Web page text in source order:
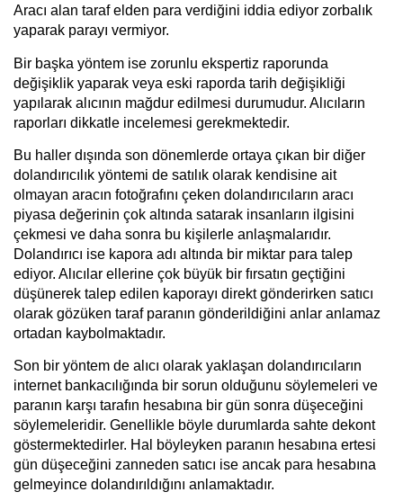
Aracı alan taraf elden para verdiğini iddia ediyor zorbalık
yaparak parayı vermiyor.
Bir başka yöntem ise zorunlu ekspertiz raporunda
değişiklik yaparak veya eski raporda tarih değişikliği
yapılarak alıcının mağdur edilmesi durumudur. Alıcıların
raporları dikkatle incelemesi gerekmektedir.
Bu haller dışında son dönemlerde ortaya çıkan bir diğer
dolandırıcılık yöntemi de satılık olarak kendisine ait
olmayan aracın fotoğrafını çeken dolandırıcıların aracı
piyasa değerinin çok altında satarak insanların ilgisini
çekmesi ve daha sonra bu kişilerle anlaşmalarıdır.
Dolandırıcı ise kapora adı altında bir miktar para talep
ediyor. Alıcılar ellerine çok büyük bir fırsatın geçtiğini
düşünerek talep edilen kaporayı direkt gönderirken satıcı
olarak gözüken taraf paranın gönderildiğini anlar anlamaz
ortadan kaybolmaktadır.
Son bir yöntem de alıcı olarak yaklaşan dolandırıcıların
internet bankacılığında bir sorun olduğunu söylemeleri ve
paranın karşı tarafın hesabına bir gün sonra düşeceğini
söylemeleridir. Genellikle böyle durumlarda sahte dekont
göstermektedirler. Hal böyleyken paranın hesabına ertesi
gün düşeceğini zanneden satıcı ise ancak para hesabına
gelmeyince dolandırıldığını anlamaktadır.